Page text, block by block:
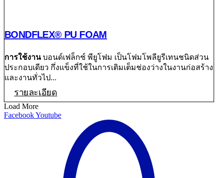
BONDFLEX® PU FOAM
การใช้งานบอนด์เฟล็กซ์ พียูโฟม เป็นโฟมโพลียูรีเทนชนิดส่วน
ประกอบเดียว กึ่งแข็งที่ใช้ในการเติมเต็มช่องว่างในงานก่อสร้าง
และงานทั่วไป...
รายละเอียด
Load More
FacebookYoutube